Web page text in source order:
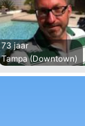
73 jaar
Tampa (Downtown)